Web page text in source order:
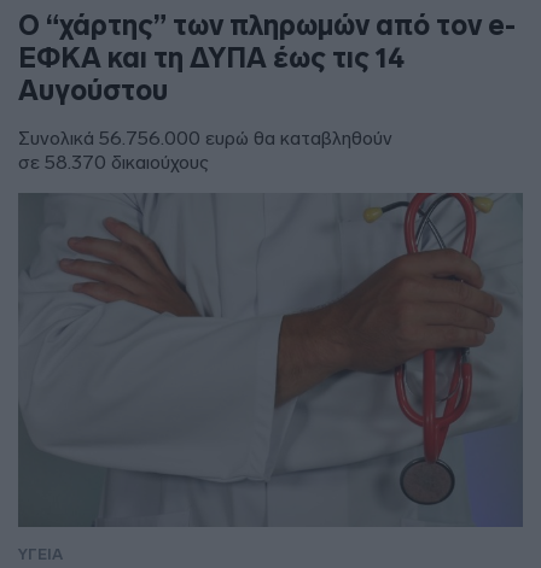
Ο “χάρτης” των πληρωμών από τον e-
ΕΦΚΑ και τη ΔΥΠΑ έως τις 14
Αυγούστου
Συνολικά 56.756.000 ευρώ θα καταβληθούν
σε 58.370 δικαιούχους
ΥΓΕΙΑ